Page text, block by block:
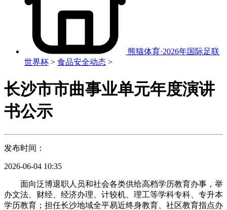
熊猫体育·2026年国际足联
世界杯 > 食品安全动态 >
长沙市市曲事业单元年度演讲
书公示
发布时间：
2026-06-04 10:35
面向泛博退职人员和社会各类供给高档学历教育办事，举
办文法、财经、经济办理、计较机、理工等学科专科、专升本
学历教育；担任长沙地域全平易近终身教育、社区教育指点办